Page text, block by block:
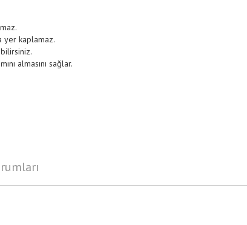
yer kaplamaz.
almasını sağlar.